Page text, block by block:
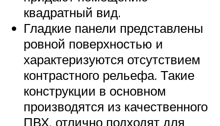
квадратный вид.
Гладкие панели представлены
ровной поверхностью и
характеризуются отсутствием
контрастного рельефа. Такие
конструкции в основном
производятся из качественного
ПВХ, отлично подходят для